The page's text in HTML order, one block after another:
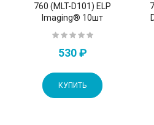
760 (MLT-D101) ELP
Imaging® 10шт
530 ₽
КУПИТЬ